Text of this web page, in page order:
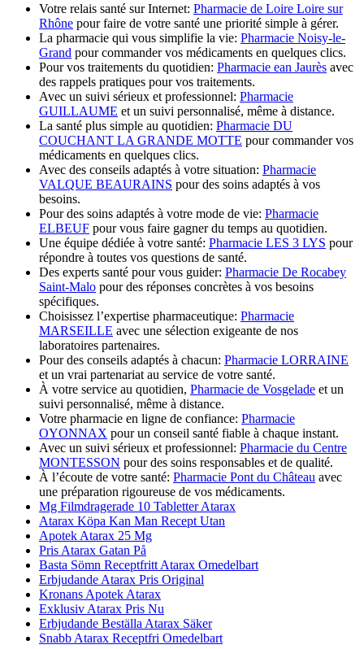
Votre relais santé sur Internet: Pharmacie de Loire Loire sur
Rhône pour faire de votre santé une priorité simple à gérer.
La pharmacie qui vous simplifie la vie: Pharmacie Noisy-le-
Grand pour commander vos médicaments en quelques clics.
Pour vos traitements du quotidien: Pharmacie ean Jaurès avec
des rappels pratiques pour vos traitements.
Avec un suivi sérieux et professionnel: Pharmacie
GUILLAUME et un suivi personnalisé, même à distance.
La santé plus simple au quotidien: Pharmacie DU
COUCHANT LA GRANDE MOTTE pour commander vos
médicaments en quelques clics.
Avec des conseils adaptés à votre situation: Pharmacie
VALQUE BEAURAINS pour des soins adaptés à vos
besoins.
Pour des soins adaptés à votre mode de vie: Pharmacie
ELBEUF pour vous faire gagner du temps au quotidien.
Une équipe dédiée à votre santé: Pharmacie LES 3 LYS pour
répondre à toutes vos questions de santé.
Des experts santé pour vous guider: Pharmacie De Rocabey
Saint-Malo pour des réponses concrètes à vos besoins
spécifiques.
Choisissez l’expertise pharmaceutique: Pharmacie
MARSEILLE avec une sélection exigeante de nos
laboratoires partenaires.
Pour des conseils adaptés à chacun: Pharmacie LORRAINE
et un vrai partenariat au service de votre santé.
À votre service au quotidien, Pharmacie de Vosgelade et un
suivi personnalisé, même à distance.
Votre pharmacie en ligne de confiance: Pharmacie
OYONNAX pour un conseil santé fiable à chaque instant.
Avec un suivi sérieux et professionnel: Pharmacie du Centre
MONTESSON pour des soins responsables et de qualité.
À l’écoute de votre santé: Pharmacie Pont du Château avec
une préparation rigoureuse de vos médicaments.
Mg Filmdragerade 10 Tabletter Atarax
Atarax Köpa Kan Man Recept Utan
Apotek Atarax 25 Mg
Pris Atarax Gatan På
Basta Sömn Receptfritt Atarax Omedelbart
Erbjudande Atarax Pris Original
Kronans Apotek Atarax
Exklusiv Atarax Pris Nu
Erbjudande Beställa Atarax Säker
Snabb Atarax Receptfri Omedelbart